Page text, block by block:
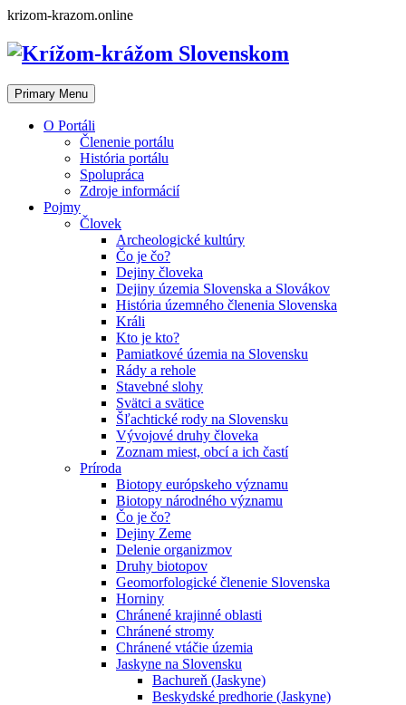
Skip
content
krizom-krazom.online
Primary Menu
O Portáli
Členenie portálu
História portálu
Spolupráca
Zdroje informácií
Pojmy
Človek
Archeologické kultúry
Čo je čo?
Dejiny človeka
Dejiny územia Slovenska a Slovákov
História územného členenia Slovenska
Králi
Kto je kto?
Pamiatkové územia na Slovensku
Rády a rehole
Stavebné slohy
Svätci a svätice
Šľachtické rody na Slovensku
Vývojové druhy človeka
Zoznam miest, obcí a ich častí
Príroda
Biotopy európskeho významu
Biotopy národného významu
Čo je čo?
Dejiny Zeme
Delenie organizmov
Druhy biotopov
Geomorfologické členenie Slovenska
Horniny
Chránené krajinné oblasti
Chránené stromy
Chránené vtáčie územia
Jaskyne na Slovensku
Bachureň (Jaskyne)
Beskydské predhorie (Jaskyne)